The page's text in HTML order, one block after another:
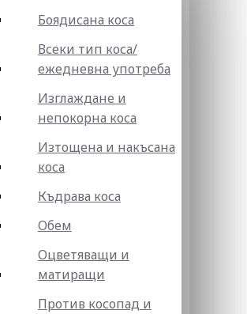
Боядисана коса
Всеки тип коса/
ежедневна употреба
Изглаждане и
непокорна коса
Изтощена и накъсана
коса
Къдрава коса
Обем
Оцветяващи и
матиращи
Против косопад и